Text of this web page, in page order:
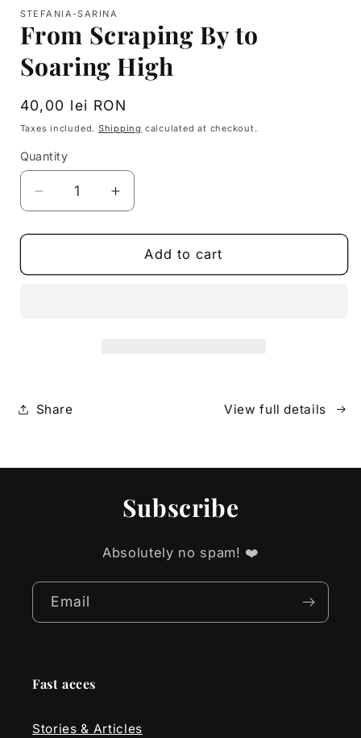
in
modal
STEFANIA-SARINA
From Scraping By to
Soaring High
Regular
price
40,00 lei RON
Taxes included. Shipping calculated at checkout.
Quantity
Decrease
quantity
for
Scraping
Increase
quantity
for
From
Scraping
Add to cart
Share View full details
Subscribe
Absolutely no spam! ❤️
Email
Fast acces
Stories & Articles